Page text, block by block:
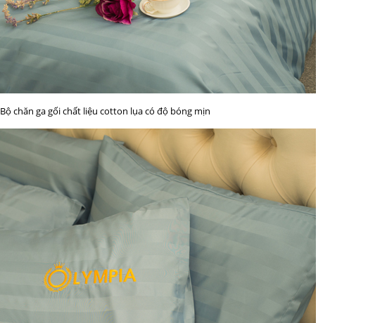
Bộ chăn ga gối chất liệu cotton lụa có độ bóng mịn